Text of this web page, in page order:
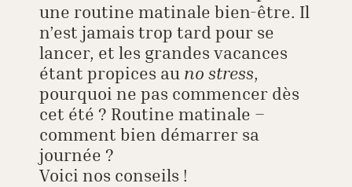
une routine matinale bien-être. Il
n’est jamais trop tard pour se
lancer, et les grandes vacances
étant propices au no stress,
pourquoi ne pas commencer dès
cet été ? Routine matinale –
comment bien démarrer sa
journée ?
Voici nos conseils !